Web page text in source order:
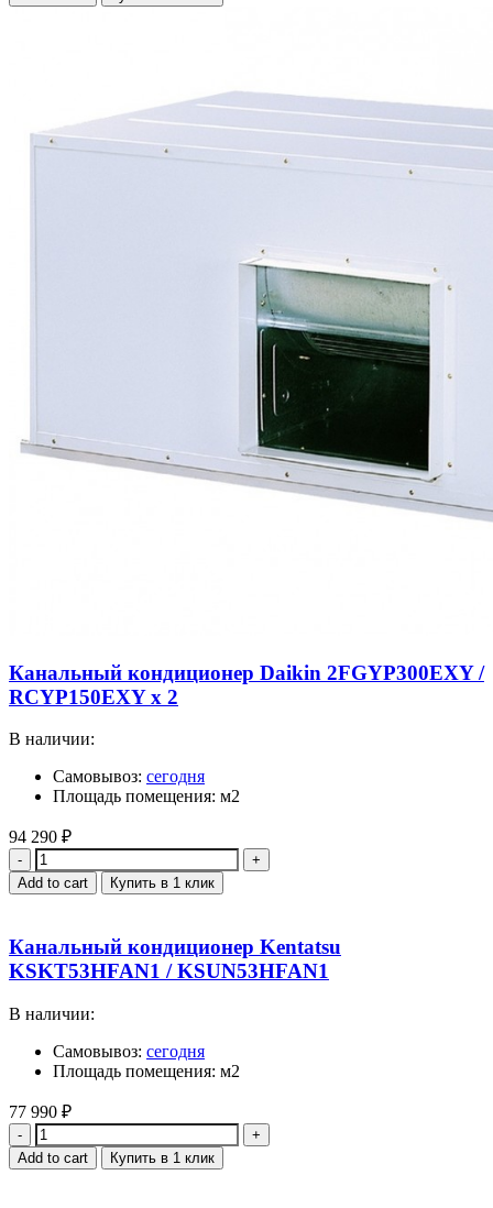
Канальный кондиционер Daikin 2FGYP300EXY /
RCYP150EXY x 2
В наличии:
Самовывоз: сегодня
Площадь помещения: м2
94 290 ₽
Quantity
Add to cart Купить в 1 клик
Канальный кондиционер Kentatsu
KSKT53HFAN1 / KSUN53HFAN1
В наличии:
Самовывоз: сегодня
Площадь помещения: м2
77 990 ₽
Quantity
Add to cart Купить в 1 клик